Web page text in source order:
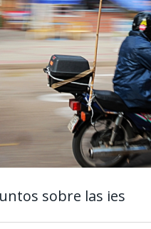
sobre las ies